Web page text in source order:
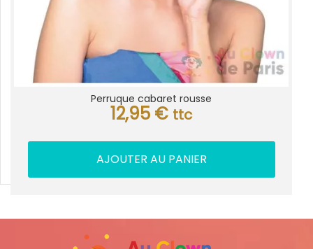
Perruque cabaret rousse
12,95 € ttc
AJOUTER AU PANIER